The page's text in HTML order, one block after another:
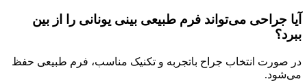
آیا جراحی می‌تواند فرم طبیعی بینی یونانی را از بین
ببرد؟
در صورت انتخاب جراح باتجربه و تکنیک مناسب، فرم طبیعی حفظ
می‌شود.